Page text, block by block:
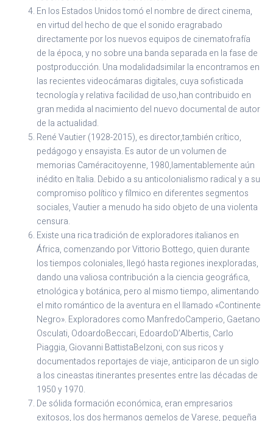
En los Estados Unidos tomó el nombre de direct cinema,
en virtud del hecho de que el sonido eragrabado
directamente por los nuevos equipos de cinematofrafía
de la época, y no sobre una banda separada en la fase de
postproducción. Una modalidadsimilar la encontramos en
las recientes videocámaras digitales, cuya sofisticada
tecnología y relativa facilidad de uso,han contribuido en
gran medida al nacimiento del nuevo documental de autor
de la actualidad.
René Vautier (1928-2015), es director,también crítico,
pedágogo y ensayista. Es autor de un volumen de
memorias Caméracitoyenne, 1980,lamentablemente aún
inédito en Italia. Debido a su anticolonialismo radical y a su
compromiso político y fílmico en diferentes segmentos
sociales, Vautier a menudo ha sido objeto de una violenta
censura.
Existe una rica tradición de exploradores italianos en
África, comenzando por Vittorio Bottego, quien durante
los tiempos coloniales, llegó hasta regiones inexploradas,
dando una valiosa contribución a la ciencia geográfica,
etnológica y botánica, pero al mismo tiempo, alimentando
el mito romántico de la aventura en el llamado «Continente
Negro». Exploradores como ManfredoCamperio, Gaetano
Osculati, OdoardoBeccari, EdoardoD’Albertis, Carlo
Piaggia, Giovanni BattistaBelzoni, con sus ricos y
documentados reportajes de viaje, anticiparon de un siglo
a los cineastas itinerantes presentes entre las décadas de
1950 y 1970.
De sólida formación económica, eran empresarios
exitosos, los dos hermanos gemelos de Varese, pequeña